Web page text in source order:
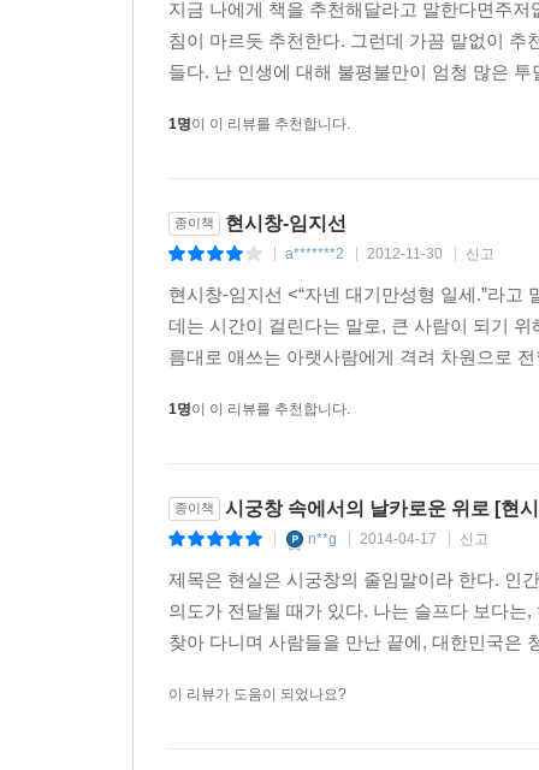
차를 타고 있었다. 스스로를 ’박 실장’이라고 소
싶다고요? 100만 원은 그냥 되는데 만약에 돈이
장 씨는 서울 영등포구청 앞에서 20대 중반의 이
다. “저도 그래요.” 장 씨가 말했다. 모르는 여성
청춘」
“상무님, 잘 모셔.” 박 부장이 느끼한 목소리를
굴지의 대기업 삼성전기의 영업본부 대리였던
부장의 손길이 너무도 불쾌했다. 수치심에 귓불이
그때까지만 해도 은의 씨는 이 싸움이 이리도 길
새 부서에서 은의 씨는 좀처럼 제대로 된 업무를
워주지 않았다. 노골적인 왕따는 자살을 생각하게
2010년 4월, 마침내 길고 힘든 싸움의 결판이 났
결했다. 자신이 다니는 회사와 싸우면서도 결코
지금 나에게 책을 추천해달라고 말한다면주
침이 마르듯 추천한다. 그런데 가끔 말없이
들다. 난 인생에 대해 불평불만이 엄청 많은
1명이 이 리뷰를 추천합니다.
종이책 현시창-임지선
a*******2 2012-11-30 신고
현시창-임지선 <“자넨 대기만성형 일세.”라
데는 시간이 걸린다는 말로, 큰 사람이 되기
름대로 애쓰는 아랫사람에게 격려 차원으로
1명이 이 리뷰를 추천합니다.
종이책 시궁창 속에서의 날카로운 위로 [현
n**g 2014-04-17 신고
제목은 현실은 시궁창의 줄임말이라 한다. 인
의도가 전달될 때가 있다. 나는 슬프다 보다
찾아 다니며 사람들을 만난 끝에, 대한민국은
이 리뷰가 도움이 되었나요?